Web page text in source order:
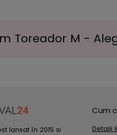
Toreador M -
lansat în 2015 si
Cum
Detalii